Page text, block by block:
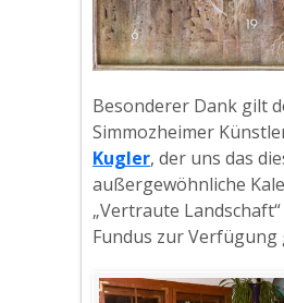
Besonderer Dank gilt
Simmozheimer
Kugler, der uns das
außergewöhnliche
„Vertraute
Fundus zur Verfügung